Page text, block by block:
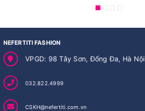
NEFERTITI FASHION
VPGD: 98 Tây Sơn, Đống Đa, Hà Nội
032.822.4999
CSKH@nefertiti.com.vn